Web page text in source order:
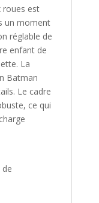
roues est
un moment
réglable de
enfant de
La
Batman
Le cadre
ce qui